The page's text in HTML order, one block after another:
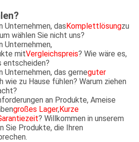
Unternehmen, das Komplettlösungzu
wählen Sie nicht uns?
Unternehmen,
mitVergleichspreis? Wie wäre es,
entscheiden?
Unternehmen, das gerneguter
wie zu Hause fühlen? Warum ziehen
an Produkte, Ameise
großes Lager,Kurze
? Willkommen in unserem
Sie Produkte, die Ihren